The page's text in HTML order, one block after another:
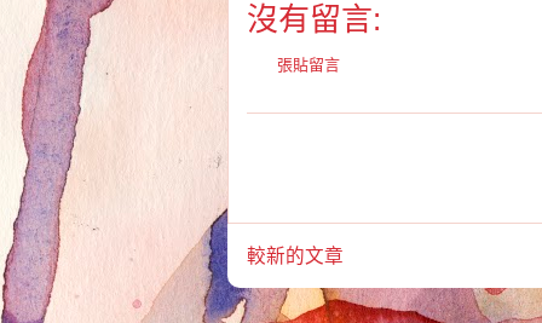
沒有留言:
張貼留言
較新的文章